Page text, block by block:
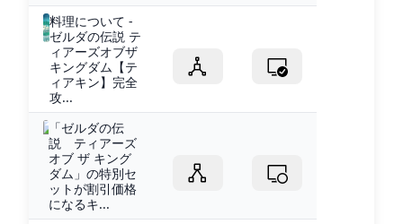
料理について -
ゼルダの伝説 テ
ィアーズオブザ
キングダム【テ
ィアキン】完全
攻...
「ゼルダの伝
説 ティアーズ
オブ ザ キング
ダム」の特別セ
ットが割引価格
になるキ...